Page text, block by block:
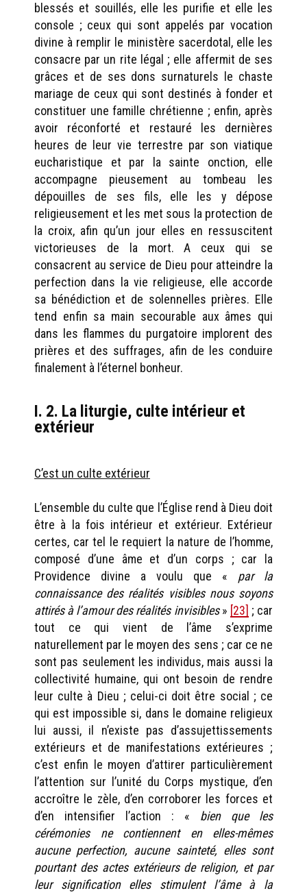
blessés et souillés, elle les purifie et elle les
console ; ceux qui sont appelés par vocation
divine à remplir le ministère sacerdotal, elle les
consacre par un rite légal ; elle affermit de ses
grâces et de ses dons surnaturels le chaste
mariage de ceux qui sont destinés à fonder et
constituer une famille chrétienne ; enfin, après
avoir réconforté et restauré les dernières
heures de leur vie terrestre par son viatique
eucharistique et par la sainte onction, elle
accompagne pieusement au tombeau les
dépouilles de ses fils, elle les y dépose
religieusement et les met sous la protection de
la croix, afin qu’un jour elles en ressuscitent
victorieuses de la mort. A ceux qui se
consacrent au service de Dieu pour atteindre la
perfection dans la vie religieuse, elle accorde
sa bénédiction et de solennelles prières. Elle
tend enfin sa main secourable aux âmes qui
dans les flammes du purgatoire implorent des
prières et des suffrages, afin de les conduire
finalement à l’éternel bonheur.
I. 2. La liturgie, culte intérieur et
extérieur
C’est un culte extérieur
L’ensemble du culte que l’Église rend à Dieu doit
être à la fois intérieur et extérieur. Extérieur
certes, car tel le requiert la nature de l’homme,
composé d’une âme et d’un corps ; car la
Providence divine a voulu que « par la
connaissance des réalités visibles nous soyons
attirés à l’amour des réalités invisibles» [23] ; car
tout ce qui vient de l’âme s’exprime
naturellement par le moyen des sens ; car ce ne
sont pas seulement les individus, mais aussi la
collectivité humaine, qui ont besoin de rendre
leur culte à Dieu ; celui-ci doit être social ; ce
qui est impossible si, dans le domaine religieux
lui aussi, il n’existe pas d’assujettissements
extérieurs et de manifestations extérieures ;
c’est enfin le moyen d’attirer particulièrement
l’attention sur l’unité du Corps mystique, d’en
accroître le zèle, d’en corroborer les forces et
d’en intensifier l’action : « bien que les
cérémonies ne contiennent en elles-mêmes
aucune perfection, aucune sainteté, elles sont
pourtant des actes extérieurs de religion, et par
leur signification elles stimulent l’âme à la